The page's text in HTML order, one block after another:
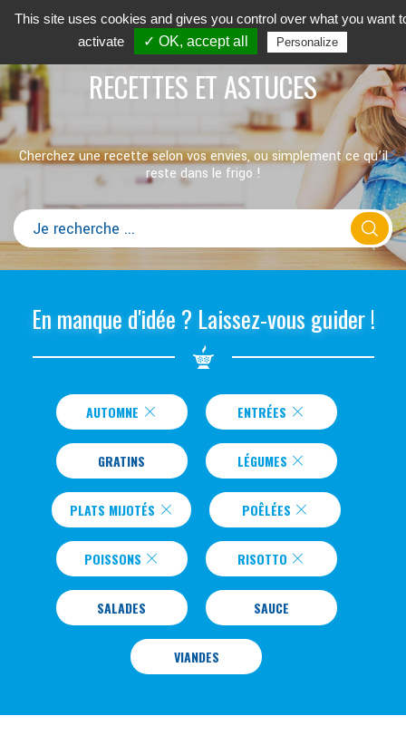
RECETTES ET ASTUCES
Cherchez une recette selon vos envies, ou simplement ce qu’il
reste dans le frigo !
En manque d'idée ? Laissez-vous guider !
AUTOMNE ENTRÉES
GRATINS LÉGUMES
PLATS MIJOTÉS POÊLÉES
POISSONS RISOTTO
SALADES SAUCE
VIANDES
This site uses cookies and gives you control over what you want
activate
✓ OK, accept all Personalize